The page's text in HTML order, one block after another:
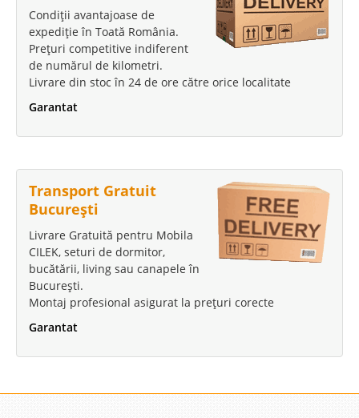
Condiții avantajoase de
expediție în Toată România.
Prețuri competitive indiferent
de numărul de kilometri.
Livrare din stoc în 24 de ore către orice localitate
Garantat
Transport Gratuit
București
Livrare Gratuită pentru Mobila
CILEK, seturi de dormitor,
bucătării, living sau canapele în
București.
Montaj profesional asigurat la prețuri corecte
Garantat